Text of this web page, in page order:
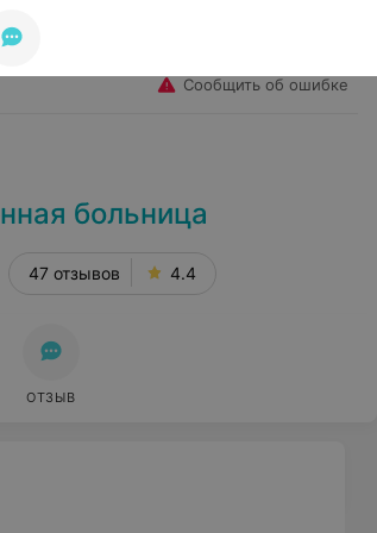
Сообщить об ошибке
больница
47 отзывов 4.4
ОТЗЫВ